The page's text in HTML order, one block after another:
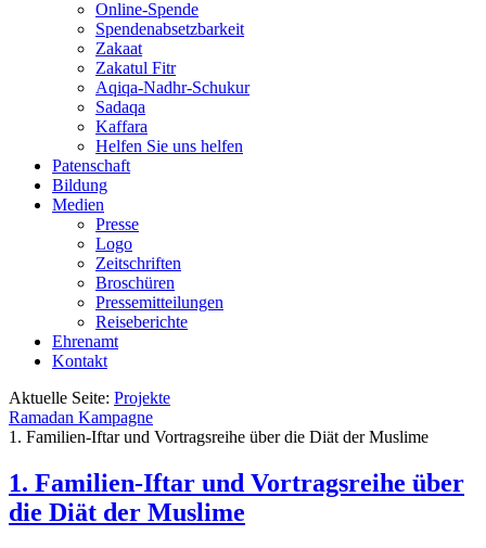
Online-Spende
Spendenabsetzbarkeit
Zakaat
Zakatul Fitr
Aqiqa-Nadhr-Schukur
Sadaqa
Kaffara
Helfen Sie uns helfen
Patenschaft
Bildung
Medien
Presse
Logo
Zeitschriften
Broschüren
Pressemitteilungen
Reiseberichte
Ehrenamt
Kontakt
Aktuelle Seite: Projekte
Ramadan Kampagne
1. Familien-Iftar und Vortragsreihe über die Diät der Muslime
1. Familien-Iftar und Vortragsreihe über
die Diät der Muslime